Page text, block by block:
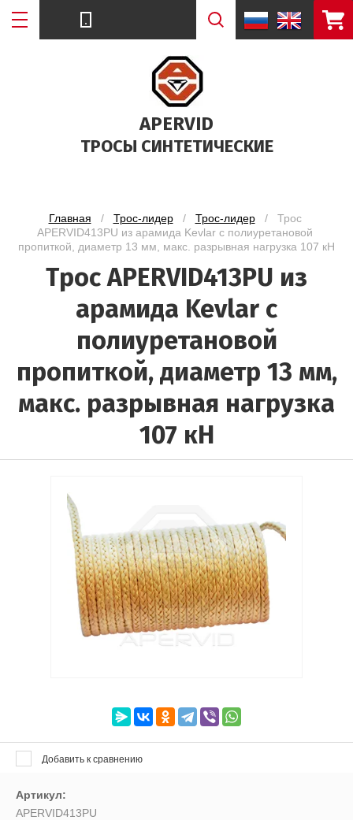
APERVID
ТРОСЫ СИНТЕТИЧЕСКИЕ
Главная
   /
Трос-лидер
   /
Трос-лидер
   /   Трос
APERVID413PU из арамида Kevlar с полиуретановой
пропиткой, диаметр 13 мм, макс. разрывная нагрузка 107 кН
Трос APERVID413PU из
арамида Kevlar с
полиуретановой
пропиткой, диаметр 13 мм,
макс. разрывная нагрузка
107 кН
Добавить к сравнению
Артикул:
APERVID413PU
Выберите...
Диаметр троса:
Выберите...
Макс. разрывная нагрузка:
Выберите...
Материал троса:
Выберите...
Материал оплетки:
Выберите...
Производитель: